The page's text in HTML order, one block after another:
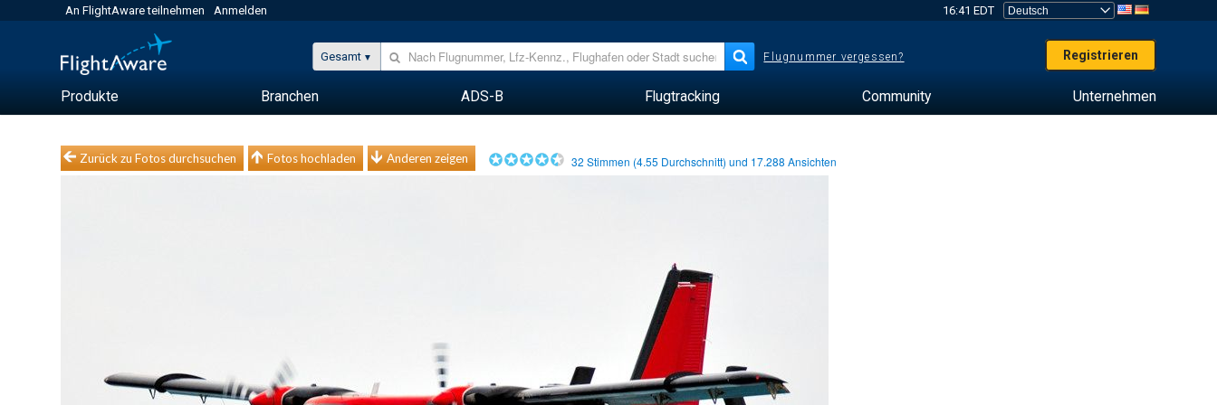
An FlightAware teilnehmen Anmelden 16:41 EDT
Gesamt Flugnummer vergessen? Registrieren
Produkte Branchen ADS-B Flugtracking Community Unternehmen
Zurück zu Fotos durchsuchen Fotos hochladen Anderen zeigen 32 Stimmen (4.55 Durchschnitt) und 17.288 Ansichten